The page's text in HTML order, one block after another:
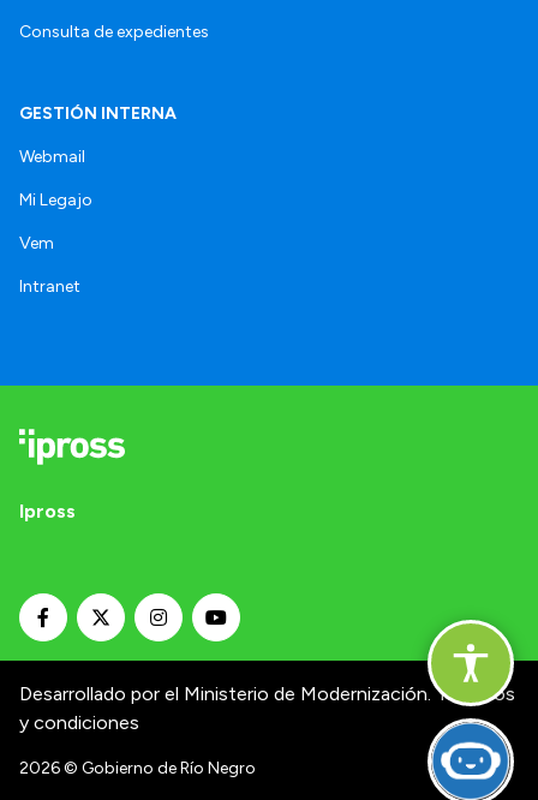
Consulta de expedientes
GESTIÓN INTERNA
Webmail
Mi Legajo
Vem
Intranet
Ipross
Desarrollado por el Ministerio de Modernización. Términos
y condiciones
2026© Gobierno de Río Negro